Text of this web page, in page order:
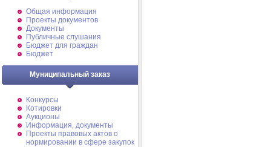
Общая информация
Проекты документов
Документы
Публичные слушания
Бюджет для граждан
Бюджет
Муниципальный заказ
Конкурсы
Котировки
Аукционы
Информация, документы
Проекты правовых актов о
нормировании в сфере закупок